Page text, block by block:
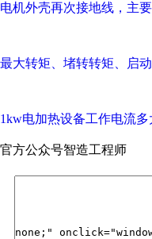
电机外壳再次接地线，主
最大转矩、堵转转矩、启
1kw电加热设备工作电流多
官方公众号智造工程师